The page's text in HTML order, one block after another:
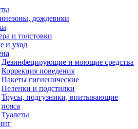
дождевики
и толстовки
и уход
Дезинфецирующие и моющие средства
Коррекция поведения
Пакеты гигиенические
Пеленки и подстилки
Трусы, подгузники, впитывающие
пояса
Туалеты